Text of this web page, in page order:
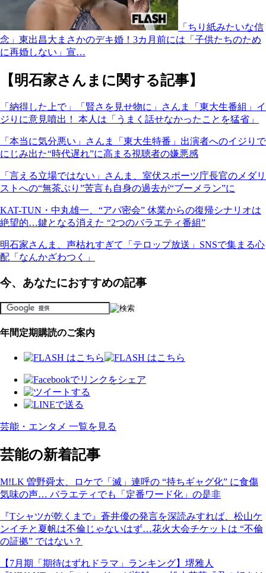
「ちり紙みたいな信
念」東出昌大まさかのデキ婚！3カ月前には「子供たちのため
に再婚しない」宣…
【明石家さんまに関する記事】
「納得した上で」「賢さを見せ物に」さんま「東大生番組」イ
ジりに意見噴出！ 本人は「うまく話せなかったことを猛省」
「本当に気分悪い」さんま「東大生特番」出演者へのイジりで
にじみ出た“時代遅れ”に高まる視聴者の嫌悪感
「言える立場ではない」さんま、室伏スポーツ庁長官のメダリ
ストへの“無茶ぶり”苦言も自身の過去が“ブーメラン”に
KAT-TUN・中丸雄一、“アパ密会” 休業からの復帰シナリオは
絶望的…鍵となる消えた “2つのバラエティ番組”
明石家さんま、声枯れすぎて「テロップ放送」SNSで集まる心
配「なんかざわつく」
今、あなたにおすすめの記事
年間定期購読のご案内
芸能・エンタメ 一覧を見る
芸能の新着記事
M!LK 曽野舜太、ロケで「滅」連呼の “持ちギャグ化” に食傷
気味の声… バラエティでも「定番ワード化」の是非
『Tシャツが乾くまで』蒼井優の発言を深読みすれば、松山ケ
ンイチと夏帆は不倫じゃないはず…花火大会チケットは “不倫
の証拠” ではない？
【7月期「期待はずれドラマ」ランキング】堺雅人